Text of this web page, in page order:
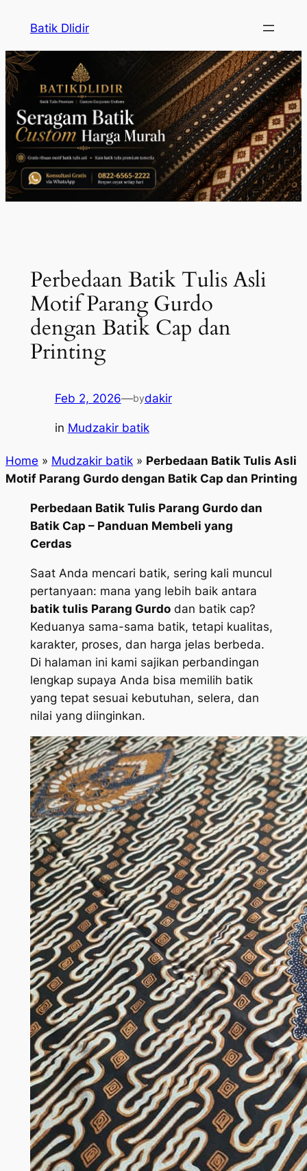
content
Batik Dlidir
Perbedaan Batik Tulis Asli
Motif Parang Gurdo
dengan Batik Cap dan
Printing
Feb 2, 2026—bydakir
in Mudzakir batik
Home » Mudzakir batik » Perbedaan Batik Tulis Asli
Motif Parang Gurdo dengan Batik Cap dan Printing
Perbedaan Batik Tulis Parang Gurdo dan
Batik Cap – Panduan Membeli yang
Cerdas
Saat Anda mencari batik, sering kali muncul
pertanyaan: mana yang lebih baik antara
batik tulis Parang Gurdodan batik cap?
Keduanya sama-sama batik, tetapi kualitas,
karakter, proses, dan harga jelas berbeda.
Di halaman ini kami sajikan perbandingan
lengkap supaya Anda bisa memilih batik
yang tepat sesuai kebutuhan, selera, dan
nilai yang diinginkan.